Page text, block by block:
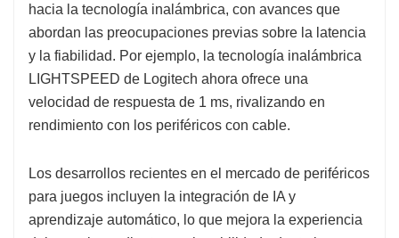
hacia la tecnología inalámbrica, con avances que
abordan las preocupaciones previas sobre la latencia
y la fiabilidad. Por ejemplo, la tecnología inalámbrica
LIGHTSPEED de Logitech ahora ofrece una
velocidad de respuesta de 1 ms, rivalizando en
rendimiento con los periféricos con cable.
Los desarrollos recientes en el mercado de periféricos
para juegos incluyen la integración de IA y
aprendizaje automático, lo que mejora la experiencia